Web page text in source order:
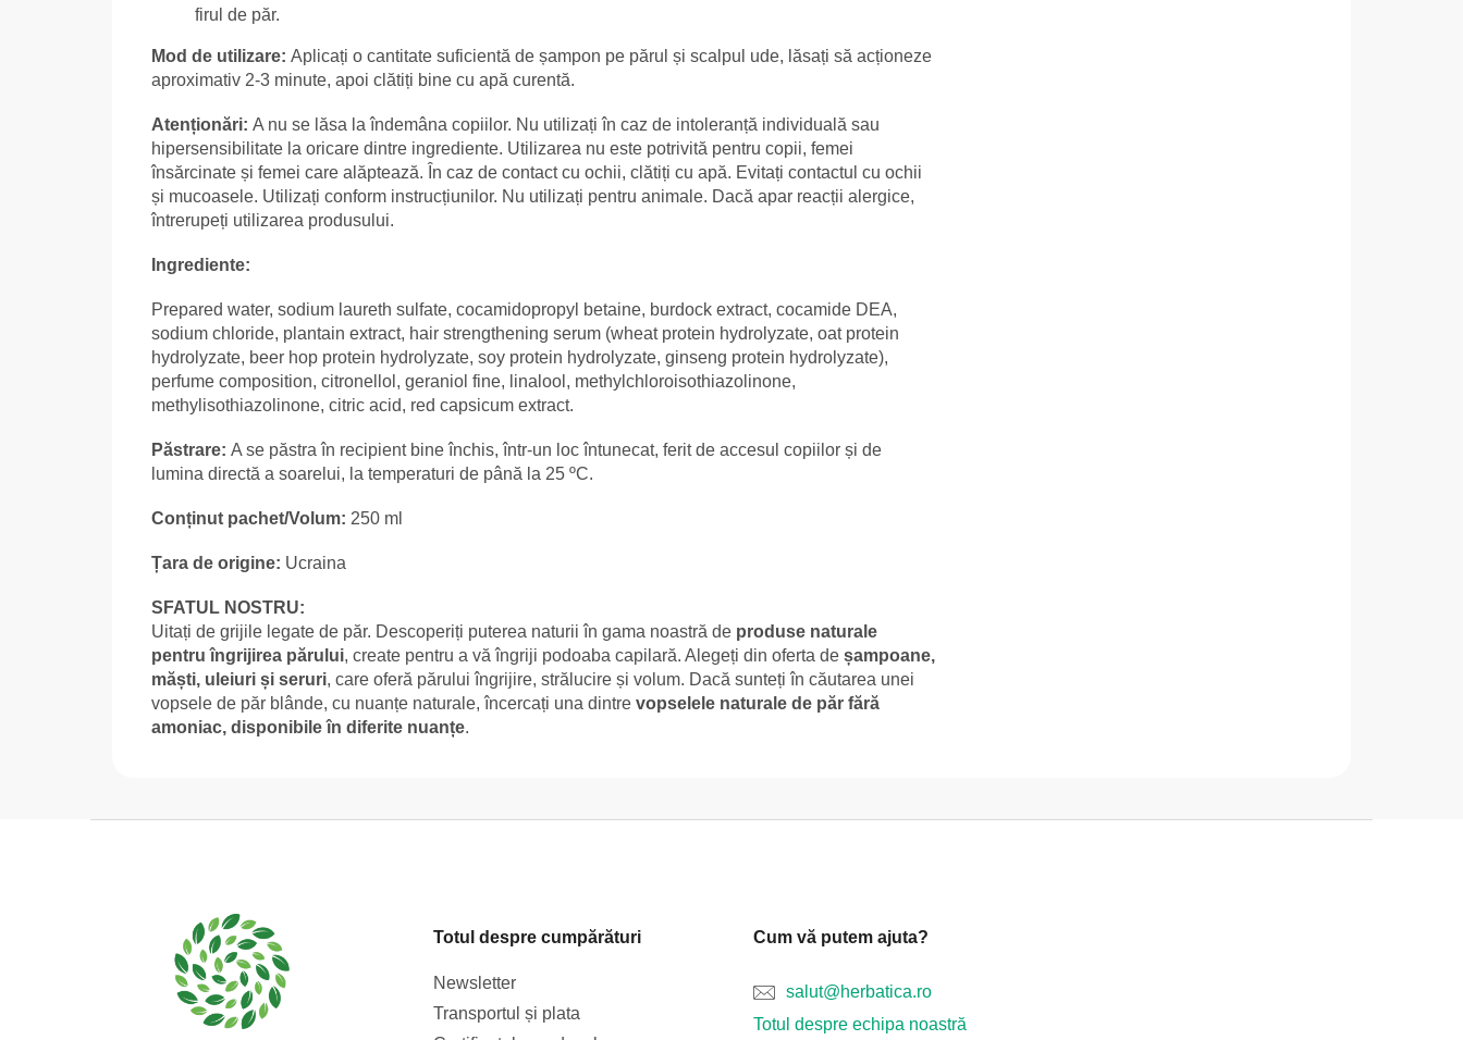
firul de păr.
Mod de utilizare: Aplicați o cantitate suficientă de șampon pe părul și scalpul ude, lăsați să acționeze
aproximativ 2-3 minute, apoi clătiți bine cu apă curentă.
Atenționări: A nu se lăsa la îndemâna copiilor. Nu utilizați în caz de intoleranță individuală sau
hipersensibilitate la oricare dintre ingrediente. Utilizarea nu este potrivită pentru copii, femei
însărcinate și femei care alăptează. În caz de contact cu ochii, clătiți cu apă. Evitați contactul cu ochii
și mucoasele. Utilizați conform instrucțiunilor. Nu utilizați pentru animale. Dacă apar reacții alergice,
întrerupeți utilizarea produsului.
Ingrediente:
Prepared water, sodium laureth sulfate, cocamidopropyl betaine, burdock extract, cocamide DEA,
sodium chloride, plantain extract, hair strengthening serum (wheat protein hydrolyzate, oat protein
hydrolyzate, beer hop protein hydrolyzate, soy protein hydrolyzate, ginseng protein hydrolyzate),
perfume composition, citronellol, geraniol fine, linalool, methylchloroisothiazolinone,
methylisothiazolinone, citric acid, red capsicum extract.
Păstrare: A se păstra în recipient bine închis, într-un loc întunecat, ferit de accesul copiilor și de
lumina directă a soarelui, la temperaturi de până la 25 ºC.
Conținut pachet/Volum: 250 ml
Țara de origine: Ucraina
SFATUL NOSTRU:
Uitați de grijile legate de păr. Descoperiți puterea naturii în gama noastră de produse naturale
pentru îngrijirea părului, create pentru a vă îngriji podoaba capilară. Alegeți din oferta de șampoane,
măști, uleiuri și seruri, care oferă părului îngrijire, strălucire și volum. Dacă sunteți în căutarea unei
vopsele de păr blânde, cu nuanțe naturale, încercați una dintre vopselele naturale de păr fără
amoniac, disponibile în diferite nuanțe.
Totul despre cumpărături
Newsletter
Transportul și plata
Cum vă putem ajuta?
salut@herbatica.ro
Totul despre echipa noastră